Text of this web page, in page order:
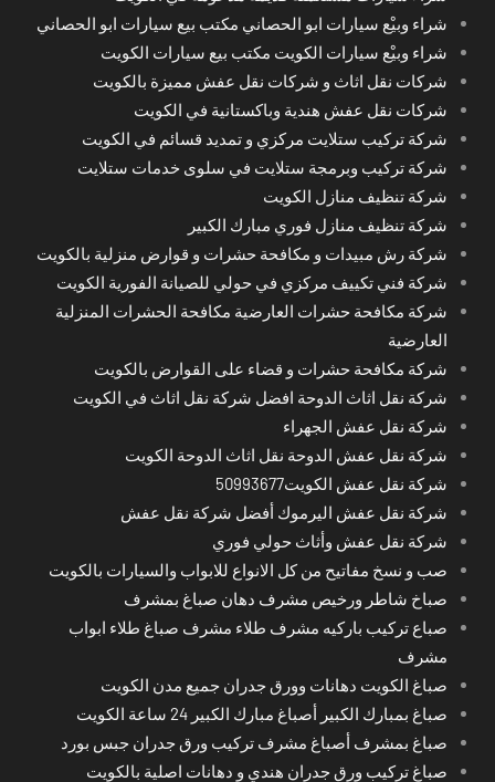
شراء وبيْع سيارات ابو الحصاني مكتب بيع سيارات ابو الحصاني
شراء وبيْع سيارات الكويت مكتب بيع سيارات الكويت
شركات نقل اثاث و شركات نقل عفش مميزة بالكويت
شركات نقل عفش هندية وباكستانية في الكويت
شركة تركيب ستلايت مركزي و تمديد قسائم في الكويت
شركة تركيب وبرمجة ستلايت في سلوى خدمات ستلايت
شركة تنظيف منازل الكويت
شركة تنظيف منازل فوري مبارك الكبير
شركة رش مبيدات و مكافحة حشرات و قوارض منزلية بالكويت
شركة فني تكييف مركزي في حولي للصيانة الفورية الكويت
شركة مكافحة حشرات العارضية مكافحة الحشرات المنزلية
العارضية
شركة مكافحة حشرات و قضاء على القوارض بالكويت
شركة نقل اثاث الدوحة افضل شركة نقل اثاث في الكويت
شركة نقل عفش الجهراء
شركة نقل عفش الدوحة نقل اثاث الدوحة الكويت
شركة نقل عفش الكويت50993677
شركة نقل عفش اليرموك أفضل شركة نقل عفش
شركة نقل عفش وأثاث حولي فوري
صب و نسخ مفاتيح من كل الانواع للابواب والسيارات بالكويت
صباخ شاطر ورخيص مشرف دهان صباغ بمشرف
صباع تركيب باركيه مشرف طلاء مشرف صباغ طلاء ابواب
مشرف
صباغ الكويت دهانات وورق جدران جميع مدن الكويت
صباغ بمبارك الكبير أصباغ مبارك الكبير 24 ساعة الكويت
صباغ بمشرف أصباغ مشرف تركيب ورق جدران جبس بورد
صباغ تركيب ورق جدران هندي و دهانات اصلية بالكويت